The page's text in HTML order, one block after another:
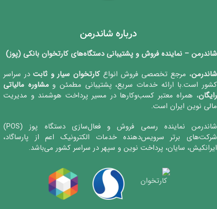
درباره شاندرمن
شاندرمن – نماینده فروش و پشتیبانی دستگاه‌های کارتخوان بانکی (پوز)
شاندرمن، مرجع تخصصی فروش انواعکارتخوان‌ سیار و ثابتدر سراسر
کشور است.با ارائه خدمات سریع، پشتیبانی مطمئن ومشاوره مالیاتی
رایگان، همراه معتبر کسب‌وکارها در مسیر پرداخت هوشمند و مدیریت
مالی نوین ایران است.
شاندرمن نماینده رسمی فروش و فعال‌سازی دستگاه پوز (POS)
شرکت‌های برتر سرویس‌دهنده خدمات الکترونیک اعم از پارساگاد،
ایرانکیش، سایان، پرداخت نوین و سپهر در سراسر کشور می‌باشد.